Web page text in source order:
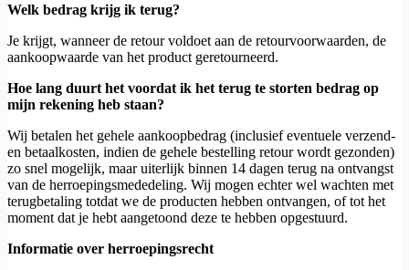
Welk bedrag krijg ik terug?
Je krijgt, wanneer de retour voldoet aan de retourvoorwaarden, de
aankoopwaarde van het product geretourneerd.
Hoe lang duurt het voordat ik het terug te storten bedrag op
mijn rekening heb staan?
Wij betalen het gehele aankoopbedrag (inclusief eventuele verzend-
en betaalkosten, indien de gehele bestelling retour wordt gezonden)
zo snel mogelijk, maar uiterlijk binnen 14 dagen terug na ontvangst
van de herroepingsmededeling. Wij mogen echter wel wachten met
terugbetaling totdat we de producten hebben ontvangen, of tot het
moment dat je hebt aangetoond deze te hebben opgestuurd.
Informatie over herroepingsrecht